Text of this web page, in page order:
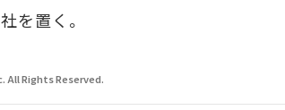
を置く。
All Rights Reserved.